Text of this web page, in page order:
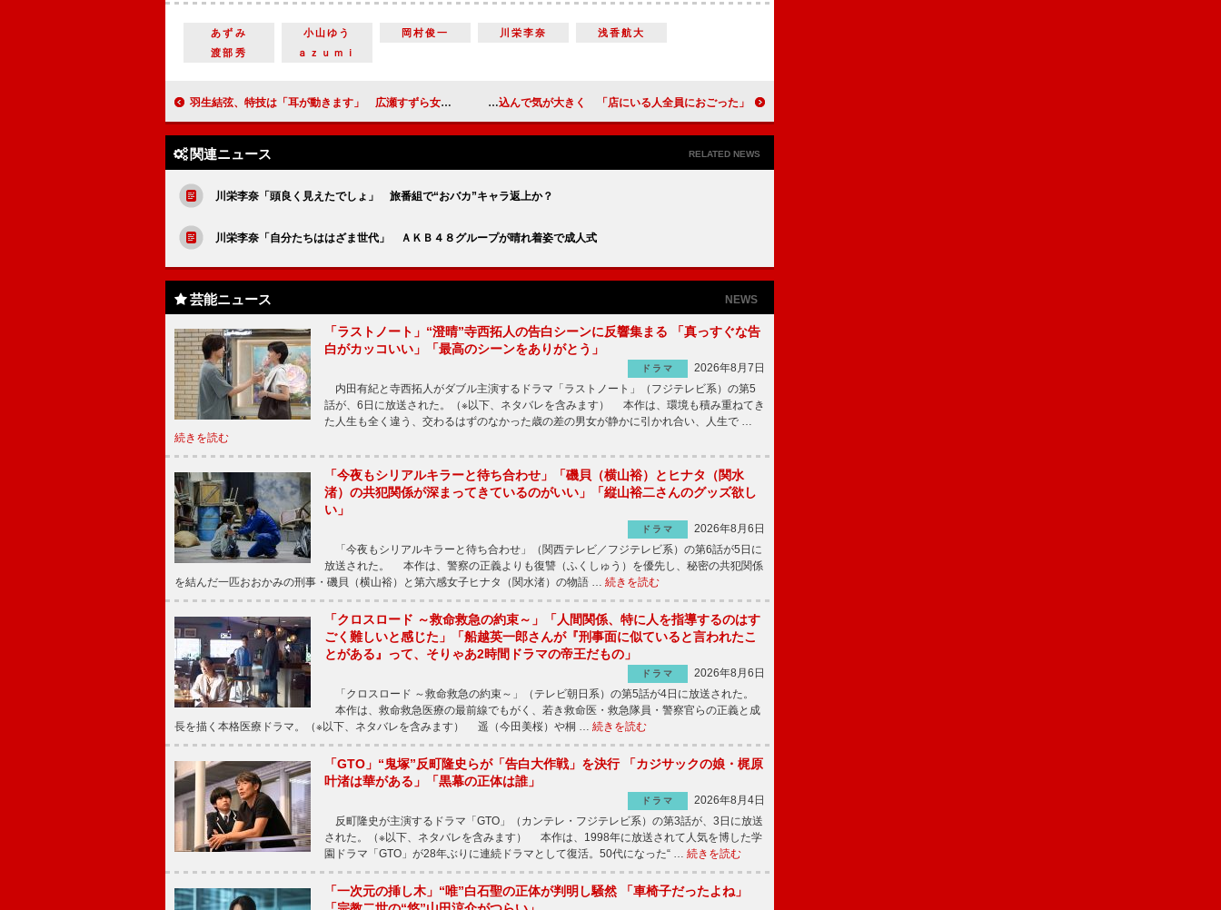
あずみ 小山ゆう 岡村俊一 川栄李奈
浅香航大
渡部秀
ａｚｕｍｉ
羽生結弦、特技は「耳が動きます」 広瀬すずら女優陣に囲まれ照れ笑い ウエンツ瑛士、役に入り込んで気が大きく 「店にいる人全員におごった」
関連ニュース RELATED NEWS
川栄李奈「頭良く見えたでしょ」 旅番組で“おバカ”キャラ返上か？
川栄李奈「自分たちははざま世代」 ＡＫＢ４８グループが晴れ着姿で成人式
芸能ニュース NEWS
「ラストノート」“澄晴”寺西拓人の告白シーンに反響集まる 「真っすぐな告
白がカッコいい」「最高のシーンをありがとう」
ドラマ
2026年8月7日
内田有紀と寺西拓人がダブル主演するドラマ「ラストノート」（フジテレビ系）の第5
話が、6日に放送された。（※以下、ネタバレを含みます） 本作は、環境も積み重ねてき
た人生も全く違う、交わるはずのなかった歳の差の男女が静かに引かれ合い、人生で …
続きを読む
「今夜もシリアルキラーと待ち合わせ」「磯貝（横山裕）とヒナタ（関水
渚）の共犯関係が深まってきているのがいい」「縦山裕二さんのグッズ欲し
い」
ドラマ
2026年8月6日
「今夜もシリアルキラーと待ち合わせ」（関西テレビ／フジテレビ系）の第6話が5日に
放送された。 本作は、警察の正義よりも復讐（ふくしゅう）を優先し、秘密の共犯関係
を結んだ一匹おおかみの刑事・磯貝（横山裕）と第六感女子ヒナタ（関水渚）の物語 … 続きを読む
「クロスロード ～救命救急の約束～」「人間関係、特に人を指導するのはす
ごく難しいと感じた」「船越英一郎さんが『刑事面に似ていると言われたこ
とがある』って、そりゃあ2時間ドラマの帝王だもの」
ドラマ
2026年8月6日
「クロスロード ～救命救急の約束～」（テレビ朝日系）の第5話が4日に放送された。
本作は、救命救急医療の最前線でもがく、若き救命医・救急隊員・警察官らの正義と成
長を描く本格医療ドラマ。（※以下、ネタバレを含みます） 遥（今田美桜）や桐 … 続きを読む
「GTO」“鬼塚”反町隆史らが「告白大作戦」を決行 「カジサックの娘・梶原
叶渚は華がある」「黒幕の正体は誰」
ドラマ
2026年8月4日
反町隆史が主演するドラマ「GTO」（カンテレ・フジテレビ系）の第3話が、3日に放送
された。（※以下、ネタバレを含みます） 本作は、1998年に放送されて人気を博した学
園ドラマ「GTO」が28年ぶりに連続ドラマとして復活。50代になった“ … 続きを読む
「一次元の挿し木」“唯”白石聖の正体が判明し騒然 「車椅子だったよね」